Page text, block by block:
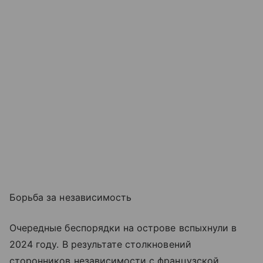
Борьба за независимость
Очередные беспорядки на острове вспыхнули в
2024 году. В результате столкновений
сторонников независимости с французской